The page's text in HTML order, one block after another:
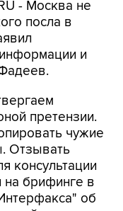
и
чужие
Отзывать
консультации
брифинге в
об